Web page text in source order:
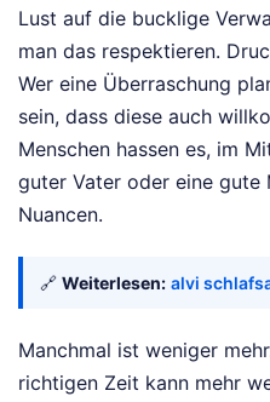
Lust auf die bucklige
man das respektieren.
Wer eine Überraschung
sein, dass diese auch
Menschen hassen es, im
guter Vater oder eine gute
Nuancen.
🔗 Weiterlesen: alvi
Manchmal ist weniger
richtigen Zeit kann mehr